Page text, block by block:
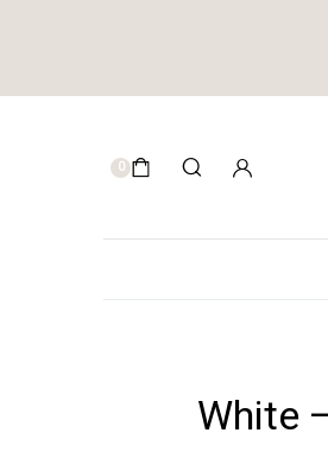
0
וויט אקטיבטור ליקוויג'ל – White